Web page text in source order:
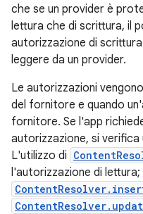
che se un provider è
lettura che di scrittura, il
autorizzazione di
leggere da un provider.
Le autorizzazioni
del fornitore e quando
fornitore. Se l'app
autorizzazione, si verifica
L'utilizzo di
l'autorizzazione di lettura;